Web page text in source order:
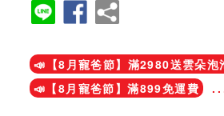
📣【8月寵爸節】滿2980送雲朵泡
📣【8月寵爸節】滿899免運費